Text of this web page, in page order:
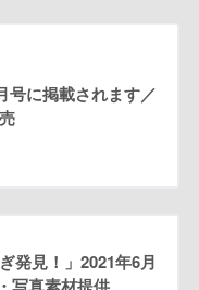
号に掲載されます／
発見！」2021年6月